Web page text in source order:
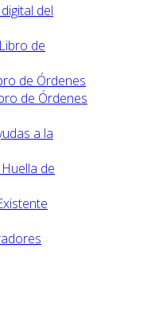
del
de
de Órdenes
de Órdenes
a la
de